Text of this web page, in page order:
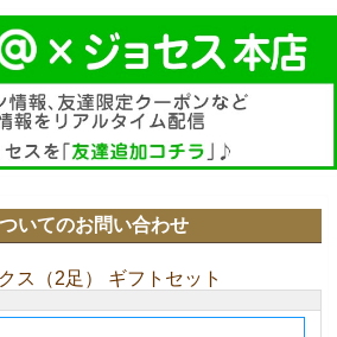
いてのお問い合わせ
ス（2足） ギフトセット